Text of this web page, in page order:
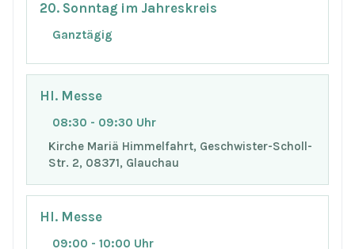
20. Sonntag im Jahreskreis
Ganztägig
Hl. Messe
08:30 - 09:30 Uhr
Kirche Mariä Himmelfahrt, Geschwister-Scholl-
Str. 2, 08371, Glauchau
Hl. Messe
09:00 - 10:00 Uhr